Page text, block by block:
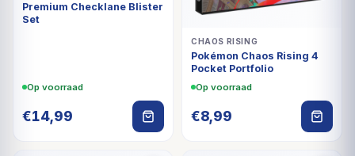
Premium Checklane Blister
Set
Op voorraad
€14,99
CHAOS RISING
Pokémon Chaos Rising 4
Pocket Portfolio
Op voorraad
€8,99